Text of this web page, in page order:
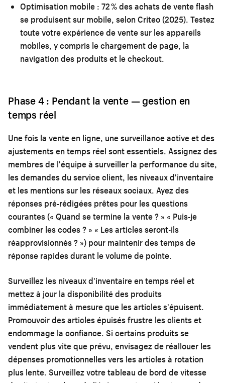
Optimisation mobile : 72 % des achats de vente flash
se produisent sur mobile, selon Criteo (2025). Testez
toute votre expérience de vente sur les appareils
mobiles, y compris le chargement de page, la
navigation des produits et le checkout.
Phase 4 : Pendant la vente — gestion en
temps réel
Une fois la vente en ligne, une surveillance active et des
ajustements en temps réel sont essentiels. Assignez des
membres de l'équipe à surveiller la performance du site,
les demandes du service client, les niveaux d'inventaire
et les mentions sur les réseaux sociaux. Ayez des
réponses pré-rédigées prêtes pour les questions
courantes (« Quand se termine la vente ? » « Puis-je
combiner les codes ? » « Les articles seront-ils
réapprovisionnés ? ») pour maintenir des temps de
réponse rapides durant le volume de pointe.
Surveillez les niveaux d'inventaire en temps réel et
mettez à jour la disponibilité des produits
immédiatement à mesure que les articles s'épuisent.
Promouvoir des articles épuisés frustre les clients et
endommage la confiance. Si certains produits se
vendent plus vite que prévu, envisagez de réallouer les
dépenses promotionnelles vers les articles à rotation
plus lente. Surveillez votre tableau de bord de vitesse